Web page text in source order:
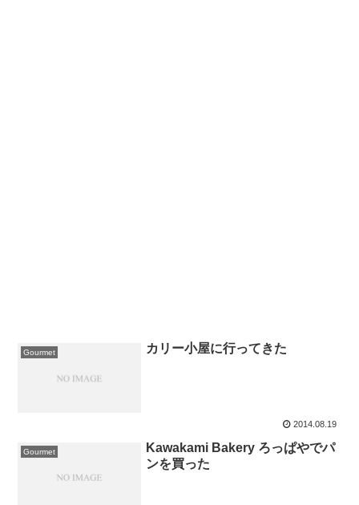
Gourmet カリー小屋に行ってきた
2014.08.19
Gourmet
Kawakami Bakery ろっぱやでパ
ンを買った